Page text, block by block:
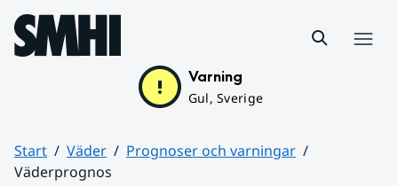
Hoppa till sidans innehåll
Varning
Gul, Sverige
Start Väder
Prognoser och varningar
Väderprognos